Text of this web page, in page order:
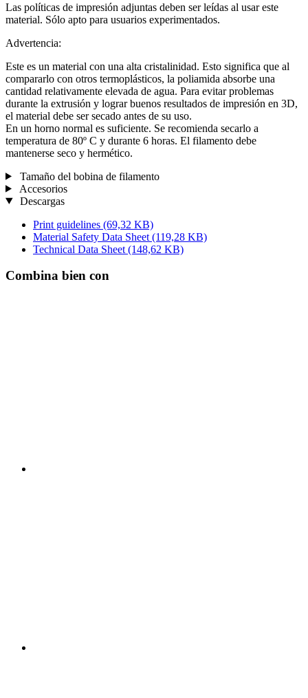
Las políticas de impresión adjuntas deben ser leídas al usar este
material. Sólo apto para usuarios experimentados.
Advertencia:
Este es un material con una alta cristalinidad. Esto significa que al
compararlo con otros termoplásticos, la poliamida absorbe una
cantidad relativamente elevada de agua. Para evitar problemas
durante la extrusión y lograr buenos resultados de impresión en 3D,
el material debe ser secado antes de su uso.
En un horno normal es suficiente. Se recomienda secarlo a
temperatura de 80º C y durante 6 horas. El filamento debe
mantenerse seco y hermético.
Tamaño del bobina de filamento
Accesorios
Descargas
Print guidelines (69,32 KB)
Material Safety Data Sheet (119,28 KB)
Technical Data Sheet (148,62 KB)
Combina bien con